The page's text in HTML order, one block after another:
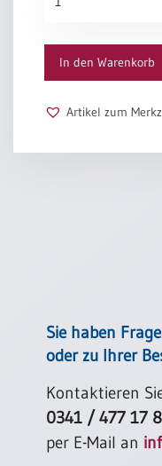
Vogel
In den Warenkorb
Artikel zum
Sie haben
oder zu Ihrer
Kontaktieren
0341 / 477 17
per E-Mail an